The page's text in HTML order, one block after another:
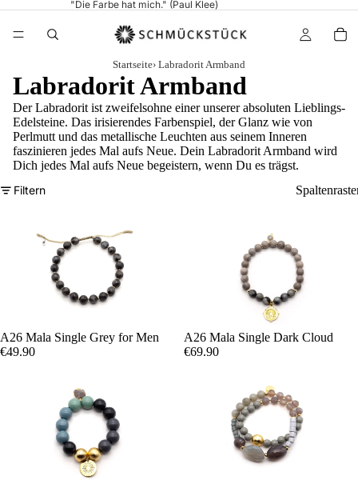
"Die Farbe hat mich." (Paul Klee)
Startseite› Labradorit Armband
Labradorit Armband
Der Labradorit ist zweifelsohne einer unserer absoluten Lieblings-
Edelsteine. Das irisierendes Farbenspiel, der Glanz wie von
Perlmutt und das metallische Leuchten aus seinem Inneren
faszinieren jedes Mal aufs Neue. Dein Labradorit Armband wird
Dich jedes Mal aufs Neue begeistern, wenn Du es trägst.
Filtern
A26 Mala Single Grey for Men
€49.90
A26 Mala Single Dark Cloud
€69.90